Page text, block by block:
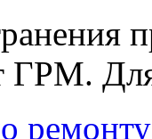
ГРМ.